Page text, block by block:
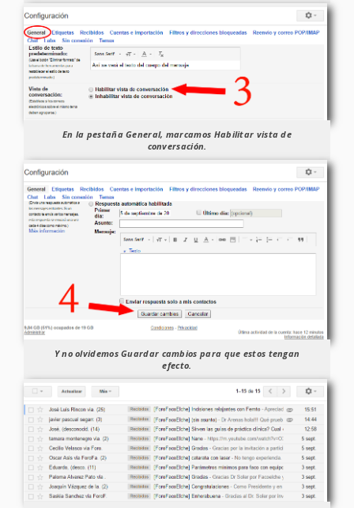
En la pestañaGeneral, marcamos Habilitar vista de
conversación.
Y no olvidemosGuardar cambios para que estos tengan
efecto.